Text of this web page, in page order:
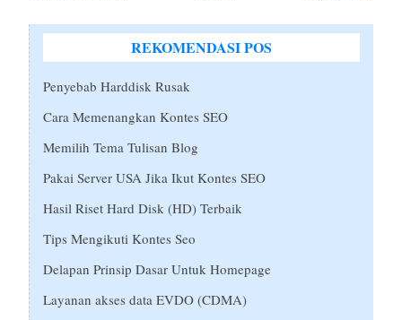
REKOMENDASI POS
Penyebab Harddisk Rusak
Cara Memenangkan Kontes SEO
Memilih Tema Tulisan Blog
Pakai Server USA Jika Ikut Kontes SEO
Hasil Riset Hard Disk (HD) Terbaik
Tips Mengikuti Kontes Seo
Delapan Prinsip Dasar Untuk Homepage
Layanan akses data EVDO (CDMA)